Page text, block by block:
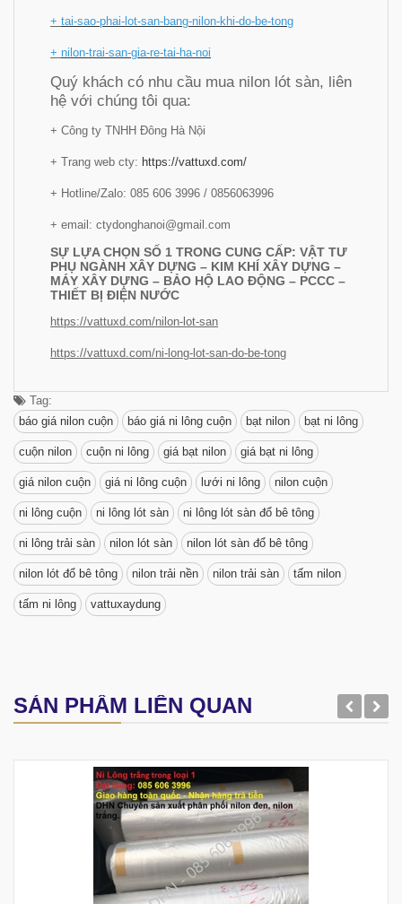
+ tai-sao-phai-lot-san-bang-nilon-khi-do-be-tong
+ nilon-trai-san-gia-re-tai-ha-noi
Quý khách có nhu cầu mua nilon lót sàn, liên
hệ với chúng tôi qua:
+ Công ty TNHH Đông Hà Nội
+ Trang web cty: https://vattuxd.com/
+ Hotline/Zalo: 085 606 3996 / 0856063996
+ email: ctydonghanoi@gmail.com
SỰ LỰA CHỌN SỐ 1 TRONG CUNG CẤP: VẬT TƯ
PHỤ NGÀNH XÂY DỰNG – KIM KHÍ XÂY DỰNG –
MÁY XÂY DỰNG – BẢO HỘ LAO ĐỘNG – PCCC –
THIẾT BỊ ĐIỆN NƯỚC
https://vattuxd.com/nilon-lot-san
https://vattuxd.com/ni-long-lot-san-do-be-tong
Tag:
báo giá nilon cuộn
báo giá ni lông cuộn bạt nilon bạt ni lông
cuộn nilon cuộn ni lông giá bạt nilon giá bạt ni lông
giá nilon cuộn giá ni lông cuộn lưới ni lông nilon cuộn
ni lông cuộn ni lông lót sàn ni lông lót sàn đổ bê tông
ni lông trải sàn nilon lót sàn nilon lót sàn đổ bê tông
nilon lót đổ bê tông nilon trải nền nilon trải sàn tấm nilon
tấm ni lông vattuxaydung
SẢN PHẨM LIÊN QUAN